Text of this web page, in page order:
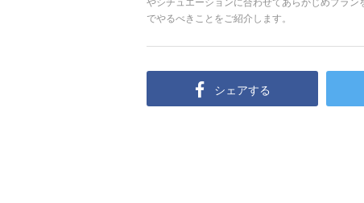
でやるべきことをご紹介します。
シェアする